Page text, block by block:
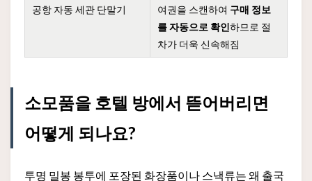
공항 자동 세관 단말기 여권을 스캔하여 구매 정보
를 자동으로 확인하므로 절
차가 더욱 신속해짐
소모품을 호텔 방에서 뜯어버리면
어떻게 되나요?
투명 밀봉 봉투에 포장된 화장품이나 스낵류는 왜 출국